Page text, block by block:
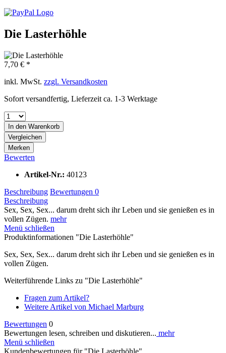
Die Lasterhöhle
7,70 € *
inkl. MwSt. zzgl. Versandkosten
Sofort versandfertig, Lieferzeit ca. 1-3 Werktage
In den Warenkorb
Vergleichen
Merken
Bewerten
Artikel-Nr.: 40123
Beschreibung Bewertungen 0
Beschreibung
Sex, Sex, Sex... darum dreht sich ihr Leben und sie genießen es in
vollen Zügen. mehr
Menü schließen
Produktinformationen "Die Lasterhöhle"
Sex, Sex, Sex... darum dreht sich ihr Leben und sie genießen es in
vollen Zügen.
Weiterführende Links zu "Die Lasterhöhle"
Fragen zum Artikel?
Weitere Artikel von Michael Marburg
Bewertungen 0
Bewertungen lesen, schreiben und diskutieren... mehr
Menü schließen
Kundenbewertungen für "Die Lasterhöhle"